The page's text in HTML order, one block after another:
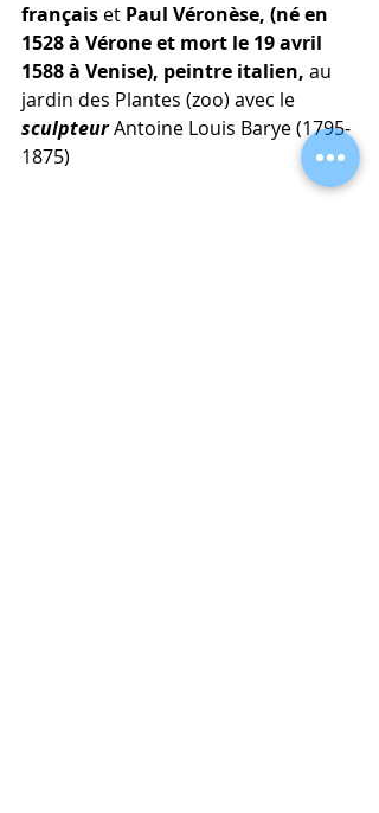
français et Paul Véronèse, (né en
1528 à Vérone et mort le 19 avril
1588 à Venise), peintre italien, au
jardin des Plantes (zoo) avec le
sculpteur Antoine Louis Barye (1795-
1875)